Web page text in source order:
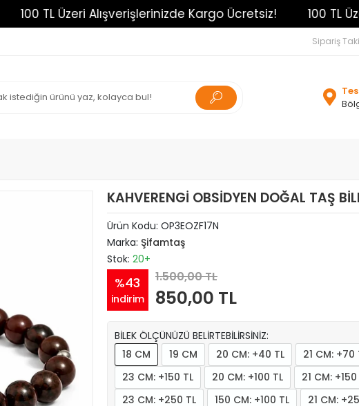
100 TL Üzeri Alışverişlerinizde Kargo Ücretsiz! 100 TL
Sipariş
KAHVERENGİ OBSİDYEN DOĞAL TAŞ
Ürün Kodu: OP3EOZF17N
Marka: Şifamtaş
Stok: 20+
%43
indirim
1.500,00 TL
850,00 TL
BİLEK ÖLÇÜNÜZÜ BELİRTEBİLİRSİNİZ:
18 CM
19 CM 20 CM: +40 TL 21 CM: +70
23 CM: +150 TL
20 CM: +100 TL 21 CM: +150
23 CM: +250 TL
150 CM: +100 TL
21 CM: